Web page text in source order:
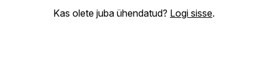
Juhtimine
Kas olete juba ühendatud? Logi sisse.